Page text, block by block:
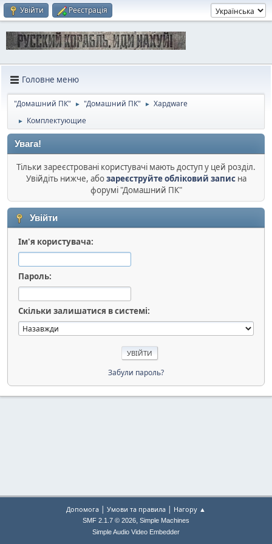
Увійти Реєстрація
Головне меню
"Домашний ПК" ► "Домашний ПК" ► Хардware
► Комплектующие
Увага!
Тільки зареєстровані користувачі мають доступ у цей розділ.
Увійдіть нижче, абозареєструйте обліковий записна
форумі "Домашний ПК"
Увійти
Ім'я користувача:
Пароль:
Скільки залишатися в системі:
Забули пароль?
Допомога | Умови та правила | Нагору ▲
SMF 2.1.7 © 2026, Simple Machines
Simple Audio Video Embedder